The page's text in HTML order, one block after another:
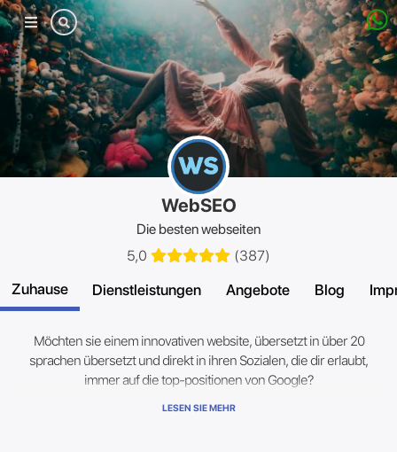
Mobiles
Menü
WebSEO
Die besten webseiten
5,0
(387)
Zuhause Dienstleistungen Angebote Blog
Möchten sie einem innovativen website, übersetzt in über 20
sprachen übersetzt und direkt in ihren Sozialen, die dir erlaubt,
immer auf die top-positionen von Google?
LESEN SIE MEHR